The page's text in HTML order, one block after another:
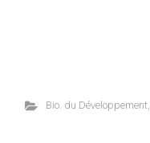
Bio. du Développement,